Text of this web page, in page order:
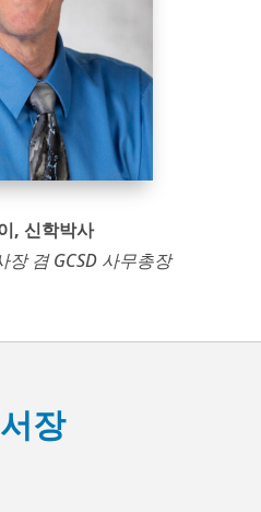
, 신학박사
장 겸 GCSD 사무총장
장